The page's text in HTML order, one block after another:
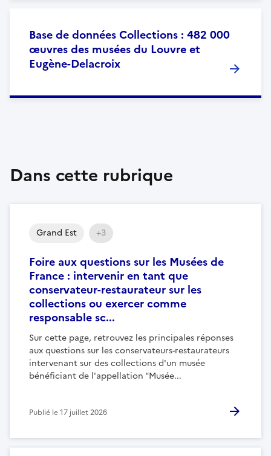
Base de données Collections : 482 000
œuvres des musées du Louvre et
Eugène-Delacroix
Dans cette rubrique
Foire aux questions sur les Musées de
France : intervenir en tant que
conservateur-restaurateur sur les
collections ou exercer comme
responsable sc...
Sur cette page, retrouvez les principales réponses
aux questions sur les conservateurs-restaurateurs
intervenant sur des collections d'un musée
bénéficiant de l'appellation "Musée...
Grand Est +3
Publié le17 juillet 2026